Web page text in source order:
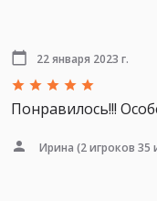
22 января 2023 г.
Понравилось!!!
Ирина (2 игроков 35